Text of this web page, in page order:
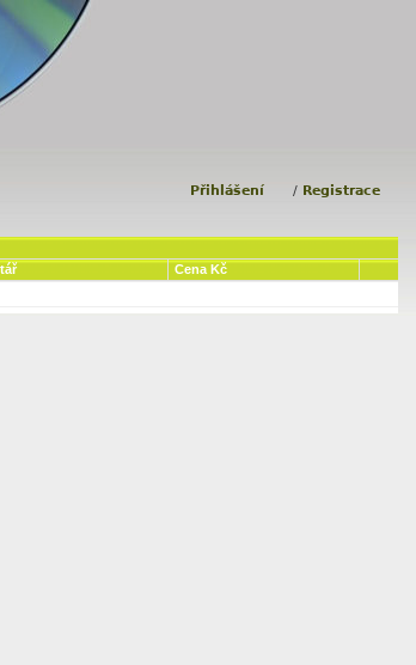
Přihlášení / Registrace
Cena Kč